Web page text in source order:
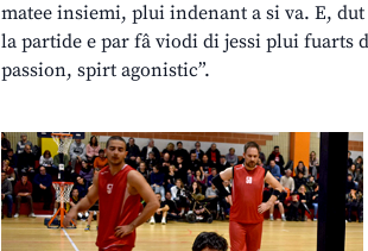
matee insiemi, plui indenant a si va. E,
la partide e par fâ viodi di jessi plui fuarts
passion, spirt agonistic”.